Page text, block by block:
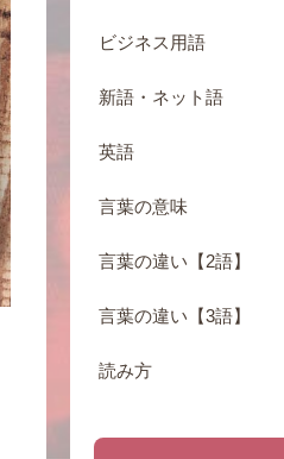
ビジネス用語
新語・ネット語
英語
言葉の意味
言葉の違い【2語】
言葉の違い【3語】
読み方